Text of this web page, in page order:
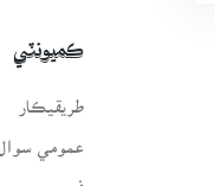
ڪميونٽي
طريقيڪار
عمومي سوال
فورم